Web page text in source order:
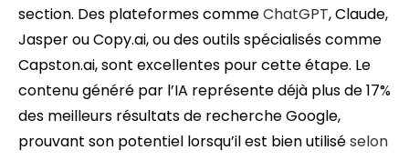
section. Des plateformes commeChatGPT, Claude,
Jasper ou Copy.ai, ou des outils spécialisés comme
Capston.ai, sont excellentes pour cette étape. Le
contenu généré par l’IA représente déjà plus de 17%
des meilleurs résultats de recherche Google,
prouvant son potentiel lorsqu’il est bien utiliséselon